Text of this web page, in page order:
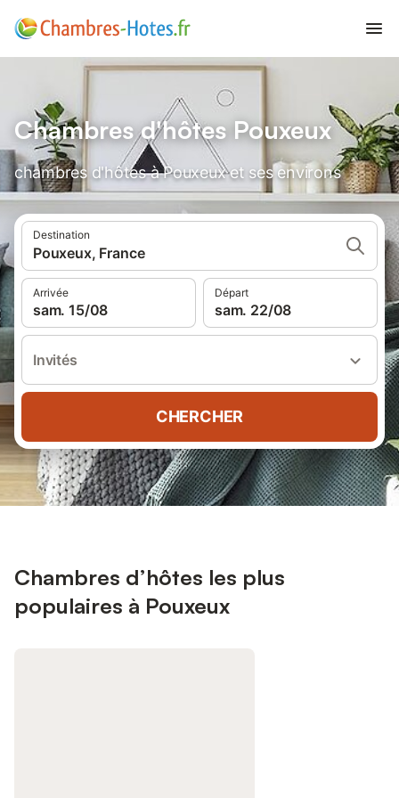
Chambres d'hôtes Pouxeux
chambres d'hôtes à Pouxeux et ses environs
Destination
Pouxeux, France
Arrivée
sam. 15/08
Départ
sam. 22/08
Invités
CHERCHER
Chambres d’hôtes les plus
populaires à Pouxeux